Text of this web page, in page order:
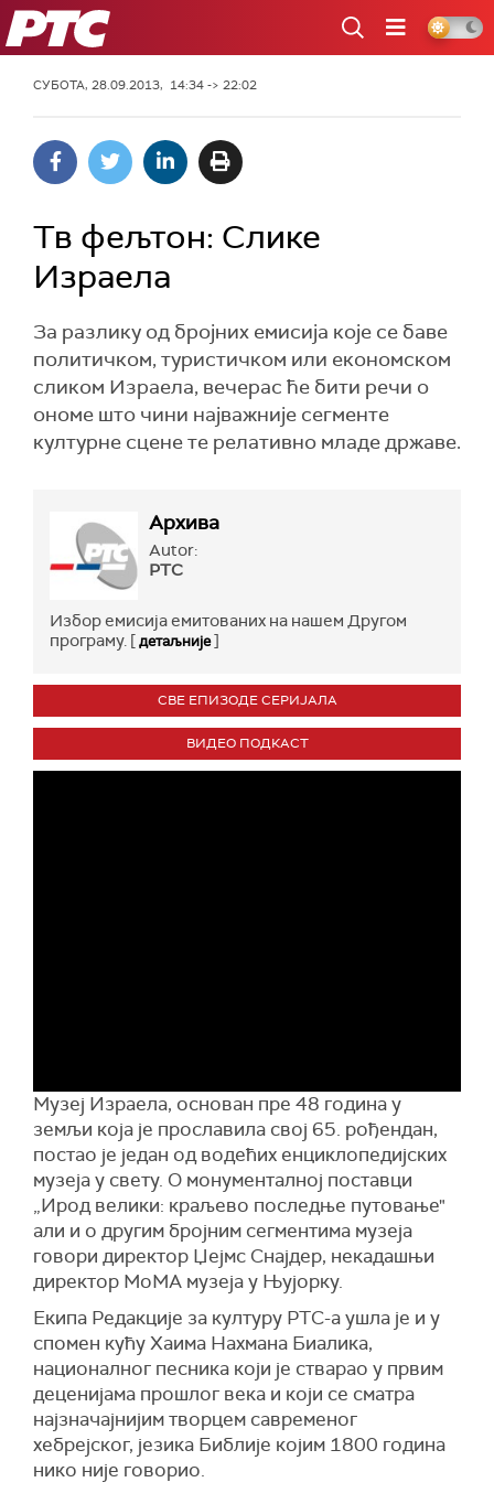
РТС
СУБОТА, 28.09.2013, 14:34 -> 22:02
Тв фељтон: Слике
Израела
За разлику од бројних емисија које се баве
политичком, туристичком или економском
сликом Израела, вечерас ће бити речи о
ономе што чини најважније сегменте
културне сцене те релативно младе државе.
Архива
Autor:
РТС
Избор емисија емитованих на нашем Другом
програму. [детаљније]
СВЕ ЕПИЗОДЕ СЕРИЈАЛА
ВИДЕО ПОДКАСТ
Музеј Израела, основан пре 48 година у
земљи која је прославила свој 65. рођендан,
постао је један од водећих енциклопедијских
музеја у свету. О монументалној поставци
„Ирод велики: краљево последње путовање"
али и о другим бројним сегментима музеја
говори директор Џејмс Снајдер, некадашњи
директор МоМА музеја у Њујорку.
Екипа Редакције за културу РТС-а ушла је и у
спомен кућу Хаима Нахмана Биалика,
националног песника који је стварао у првим
деценијама прошлог века и који се сматра
најзначајнијим творцем савременог
хебрејског, језика Библије којим 1800 година
нико није говорио.